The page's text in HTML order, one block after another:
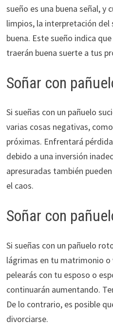
sueño es una buena señal, y
limpios, la interpretación del
buena. Este sueño indica
traerán buena suerte a tus
Soñar con
Si sueñas con un pañuelo
varias cosas negativas,
próximas. Enfrentará
debido a una inversión
apresuradas también
el caos.
Soñar con
Si sueñas con un pañuelo
lágrimas en tu matrimonio
pelearás con tu esposo o
continuarán aumentando.
De lo contrario, es posible
divorciarse.